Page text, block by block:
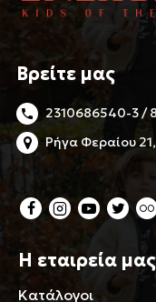
Βρείτε μας
2310686540-3 /
Ρήγα Φεραίου
Η εταιρεία μας
Κατάλογοι